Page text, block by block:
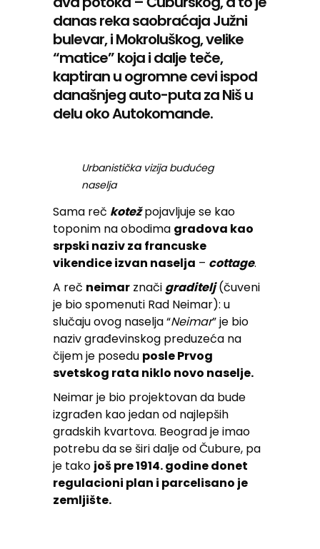
danas reka saobraćaja Južni
bulevar, i Mokroluškog, velike
“matice” koja i dalje teče,
kaptiran u ogromne cevi ispod
današnjeg auto-puta za Niš u
delu oko Autokomande.
Urbanistička vizija budućeg
naselja
Sama reč kotežpojavljuje se kao
toponim na obodima gradova kao
srpski naziv za francuske
vikendice izvan naselja – cottage.
A reč neimar znači graditelj(čuveni
je bio spomenuti Rad Neimar): u
slučaju ovog naselja “Neimar” je bio
naziv građevinskog preduzeća na
čijem je posedu posle Prvog
svetskog rata niklo novo naselje.
Neimar je bio projektovan da bude
izgrađen kao jedan od najlepših
gradskih kvartova. Beograd je imao
potrebu da se širi dalje od Čubure, pa
je tako još pre 1914. godine donet
regulacioni plan i parcelisano je
zemljište.